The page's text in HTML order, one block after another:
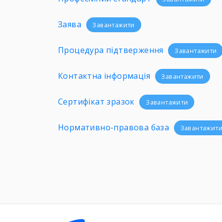
Заява Завантажити
Процедура підтверження Завантажити
Контактна інформація Завантажити
Сертифікат зразок Завантажити
Нормативно-правова база Завантажити